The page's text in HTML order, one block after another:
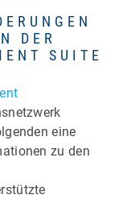
DER
SUITE
eine
zu den